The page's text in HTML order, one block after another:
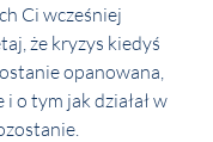
Ci wcześniej
że kryzys kiedyś
opanowana,
o tym jak działał w